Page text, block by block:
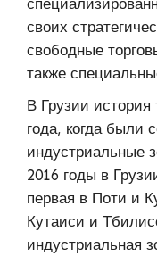
своих
свободные
также
В Грузии история
года, когда были
индустриальные
2016 годы в
первая в Поти и
Кутаиси и
индустриальная